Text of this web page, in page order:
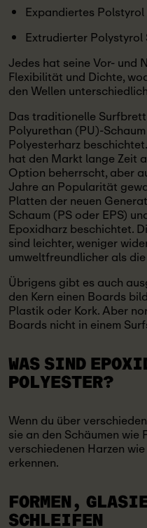
Expandiertes Polstyrol
Extrudierter Polystyrol
Jedes hat seine Vor- und
Flexibilität und Dichte,
den Wellen
Das traditionelle
Polyurethan (PU)-
Polyesterharz
hat den Markt lange Zeit
Option beherrscht, aber
Jahre an Popularität
Platten der neuen
Schaum (PS oder EPS)
Epoxidharz beschichtet.
sind leichter, weniger
umweltfreundlicher als
Übrigens gibt es auch
den Kern einen Boards
Plastik oder Kork. Aber
Boards nicht in einem
WAS SIND
POLYESTER?
Wenn du über
sie an den Schäumen wie
verschiedenen Harzen
erkennen.
FORMEN,
SCHLEIFEN